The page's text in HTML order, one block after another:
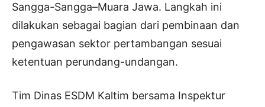
Sangga-Sangga–Muara Jawa. Langkah ini
dilakukan sebagai bagian dari pembinaan dan
pengawasan sektor pertambangan sesuai
ketentuan perundang-undangan.
Tim Dinas ESDM Kaltim bersama Inspektur